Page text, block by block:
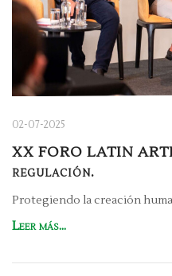
02-07-2025
XX FORO LATIN
regulación.
Protegiendo la creación
Leer más...